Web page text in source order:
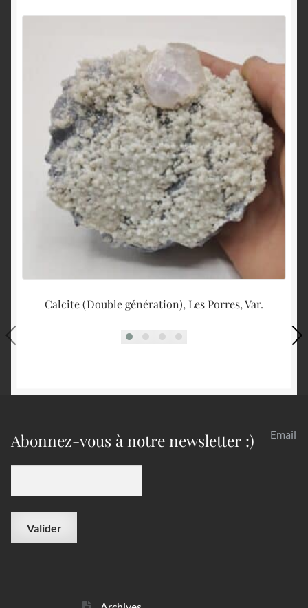
Calcite (Double génération), Les Porres, Var.
Abonnez-vous à notre newsletter :) Email